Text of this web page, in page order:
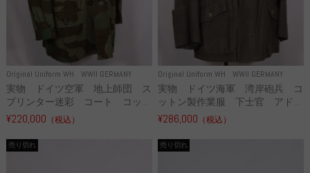
Original Uniform WH WWII GERMANY
実物 ドイツ空軍 地上師団 ス
プリンター迷彩 コート コッ...
¥220,000 （税込）
Original Uniform WH WWII GERMANY
実物 ドイツ海軍 湾岸砲兵 コ
ットン製作業服 下士官 アド...
¥286,000 （税込）
売り切れ 売り切れ